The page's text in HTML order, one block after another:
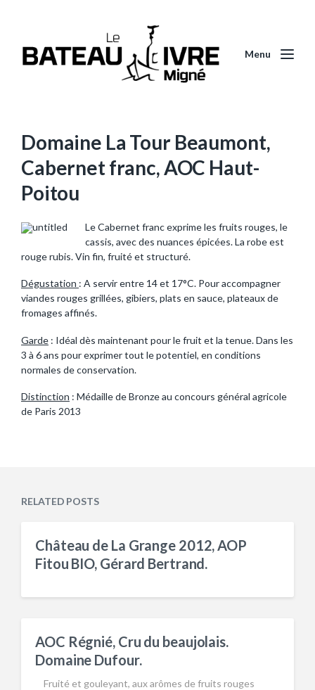
Menu
Domaine La Tour Beaumont,
Cabernet franc, AOC Haut-
Poitou
Le Cabernet franc exprime les fruits rouges, le
cassis, avec des nuances épicées. La robe est
rouge rubis. Vin fin, fruité et structuré.
Dégustation : A servir entre 14 et 17°C. Pour accompagner
viandes rouges grillées, gibiers, plats en sauce, plateaux de
fromages affinés.
Garde : Idéal dès maintenant pour le fruit et la tenue. Dans les
3 à 6 ans pour exprimer tout le potentiel, en conditions
normales de conservation.
Distinction : Médaille de Bronze au concours général agricole
de Paris 2013
RELATED POSTS
Château de La Grange 2012, AOP
Fitou BIO, Gérard Bertrand.
AOC Régnié, Cru du beaujolais.
Domaine Dufour.
Fruité et gouleyant, aux arômes de fruits rouges